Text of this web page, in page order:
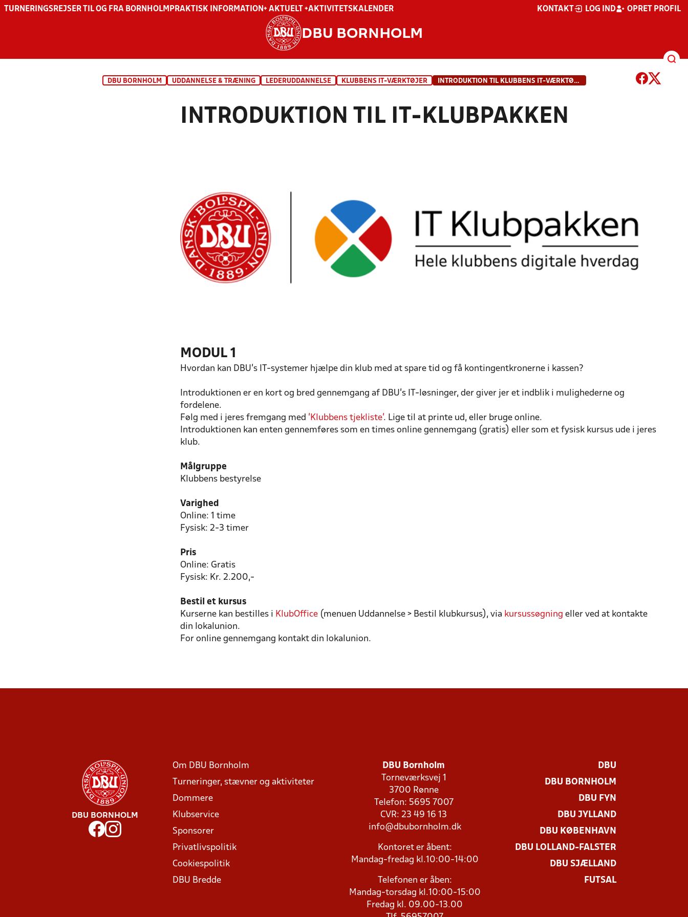
TURNERINGSREJSER TIL OG FRA BORNHOLM PRAKTISK INFORMATION + AKTUELT +AKTIVITETSKALENDER KONTAKT LOG IND OPRET PROFIL
DBU BORNHOLM
DBU BORNHOLM UDDANNELSE & TRÆNING LEDERUDDANNELSE KLUBBENS IT-VÆRKTØJER INTRODUKTION TIL KLUBBENS IT-VÆRKTØJER
INTRODUKTION TIL IT-KLUBPAKKEN
MODUL 1
Hvordan kan DBU’s IT-systemer hjælpe din klub med at spare tid og få kontingentkronerne i kassen?
Introduktionen er en kort og bred gennemgang af DBU’s IT-løsninger, der giver jer et indblik i mulighederne og
fordelene.
Følg med i jeres fremgang med 'Klubbens tjekliste'. Lige til at printe ud, eller bruge online.
Introduktionen kan enten gennemføres som en times online gennemgang (gratis) eller som et fysisk kursus ude i jeres
klub.
Målgruppe
Klubbens bestyrelse
Varighed
Online: 1 time
Fysisk: 2-3 timer
Pris
Online: Gratis
Fysisk: Kr. 2.200,-
Bestil et kursus
Kurserne kan bestilles i KlubOffice (menuen Uddannelse > Bestil klubkursus), via kursussøgning eller ved at kontakte
din lokalunion.
For online gennemgang kontakt din lokalunion.
DBU BORNHOLM
Om DBU Bornholm
Turneringer, stævner og aktiviteter
Dommere
Klubservice
Sponsorer
Privatlivspolitik
Cookiespolitik
DBU Bredde
DBU Bornholm
Torneværksvej 1
3700 Rønne
Telefon: 5695 7007
CVR: 23 49 16 13
info@dbubornholm.dk
Kontoret er åbent:
Mandag-fredag kl.10:00-14:00
Telefonen er åben:
Mandag-torsdag kl.10:00-15:00
Fredag kl. 09.00-13.00
DBU
DBU BORNHOLM
DBU FYN
DBU JYLLAND
DBU KØBENHAVN
DBU LOLLAND-FALSTER
DBU SJÆLLAND
FUTSAL